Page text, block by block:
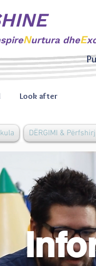
Nurtura dheE
Look after
DËRGIMI &